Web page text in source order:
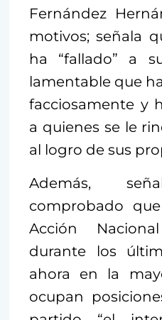
Fernández
motivos; señala
ha “fallado” a
lamentable que
facciosamente y
a quienes se le
al logro de sus
Además,
comprobado
Acción
durante los
ahora en la
ocupan